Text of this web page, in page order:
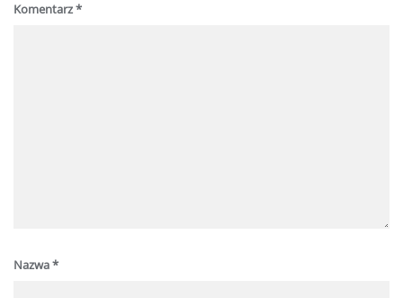
Komentarz*
Nazwa*